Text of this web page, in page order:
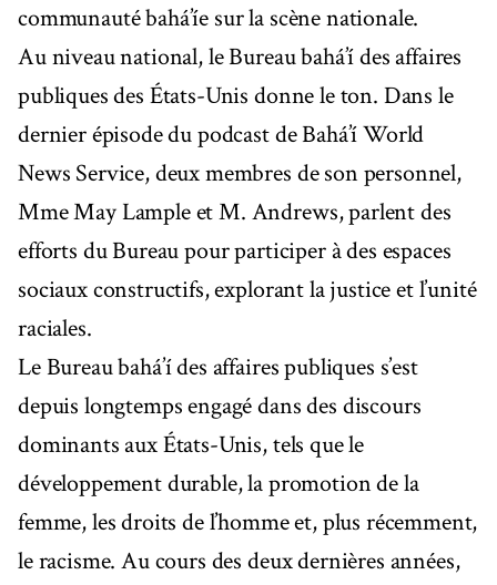
communauté bahá’íe sur la scène nationale.
Au niveau national, le Bureau bahá’í des affaires
publiques des États-Unis donne le ton. Dans le
dernier épisode du podcast de Bahá’í World
News Service, deux membres de son personnel,
Mme May Lample et M. Andrews, parlent des
efforts du Bureau pour participer à des espaces
sociaux constructifs, explorant la justice et l’unité
raciales.
Le Bureau bahá’í des affaires publiques s’est
depuis longtemps engagé dans des discours
dominants aux États-Unis, tels que le
développement durable, la promotion de la
femme, les droits de l’homme et, plus récemment,
le racisme. Au cours des deux dernières années,